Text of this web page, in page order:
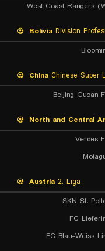
West Coast Rangers
Bolivia Division
China Chinese Super
Beijing Guoan
North and Central
Verdes
Austria 2. Liga
SKN St.
FC
FC Blau-Weiss